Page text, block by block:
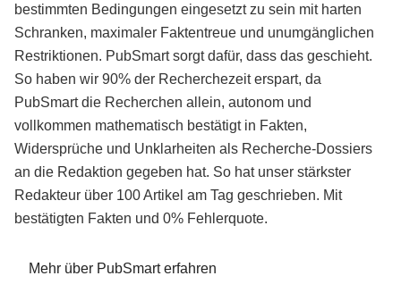
bestimmten Bedingungen eingesetzt zu sein mit harten
Schranken, maximaler Faktentreue und unumgänglichen
Restriktionen. PubSmart sorgt dafür, dass das geschieht.
So haben wir 90% der Recherchezeit erspart, da
PubSmart die Recherchen allein, autonom und
vollkommen mathematisch bestätigt in Fakten,
Widersprüche und Unklarheiten als Recherche-Dossiers
an die Redaktion gegeben hat. So hat unser stärkster
Redakteur über 100 Artikel am Tag geschrieben. Mit
bestätigten Fakten und 0% Fehlerquote.
Mehr über PubSmart erfahren